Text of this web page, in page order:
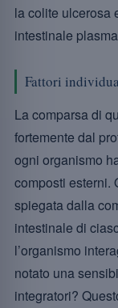
la colite ulcerosa
intestinale
Fattori
La comparsa di
fortemente dal
ogni organismo
composti esterni.
spiegata dalla
intestinale di
l’organismo
notato una
integratori?